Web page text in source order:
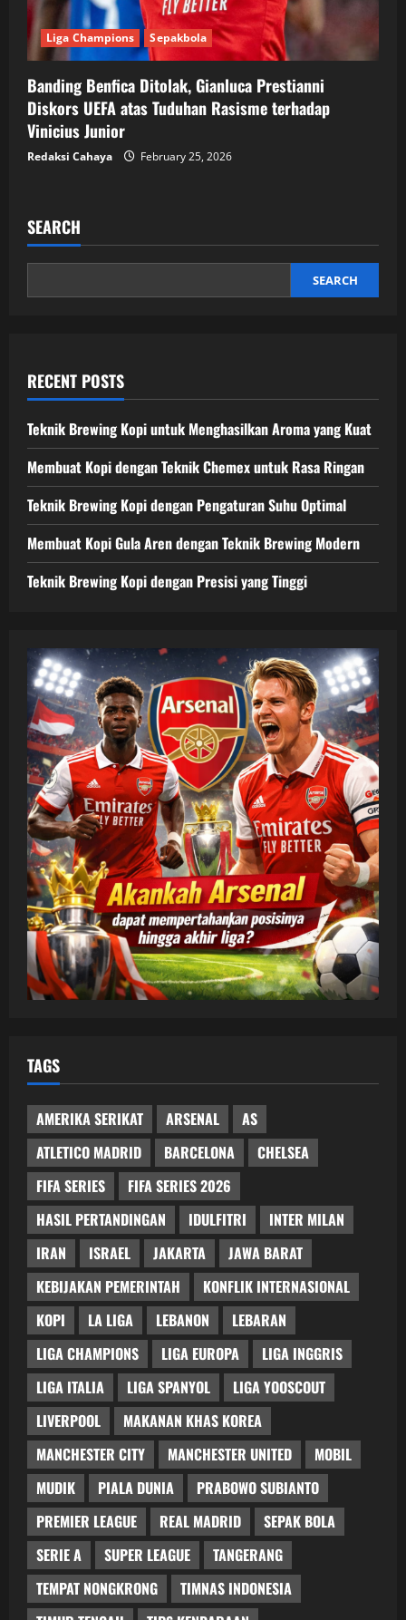
Liga Champions Sepakbola
Banding Benfica Ditolak, Gianluca Prestianni
Diskors UEFA atas Tuduhan Rasisme terhadap
Vinicius Junior
Redaksi Cahaya February 25, 2026
SEARCH
SEARCH
RECENT POSTS
Teknik Brewing Kopi untuk Menghasilkan Aroma yang Kuat
Membuat Kopi dengan Teknik Chemex untuk Rasa Ringan
Teknik Brewing Kopi dengan Pengaturan Suhu Optimal
Membuat Kopi Gula Aren dengan Teknik Brewing Modern
Teknik Brewing Kopi dengan Presisi yang Tinggi
TAGS
AMERIKA SERIKAT ARSENAL
AS
ATLETICO MADRID
BARCELONA
CHELSEA
FIFA SERIES
FIFA SERIES 2026
HASIL PERTANDINGAN
IDULFITRI
INTER MILAN
IRAN
ISRAEL JAKARTA
JAWA BARAT
KEBIJAKAN PEMERINTAH
KONFLIK INTERNASIONAL
KOPI
LA LIGA LEBANON
LEBARAN
LIGA CHAMPIONS
LIGA EUROPA
LIGA INGGRIS
LIGA ITALIA
LIGA SPANYOL
LIGA YOOSCOUT
LIVERPOOL
MAKANAN KHAS KOREA
MANCHESTER CITY
MANCHESTER UNITED
MOBIL
MUDIK
PIALA DUNIA
PRABOWO SUBIANTO
PREMIER LEAGUE
REAL MADRID
SEPAK BOLA
SERIE A
SUPER LEAGUE
TANGERANG
TEMPAT NONGKRONG
TIMNAS INDONESIA